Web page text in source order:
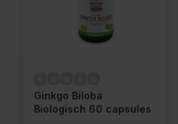
Ginkgo Biloba
Biologisch 60 capsules